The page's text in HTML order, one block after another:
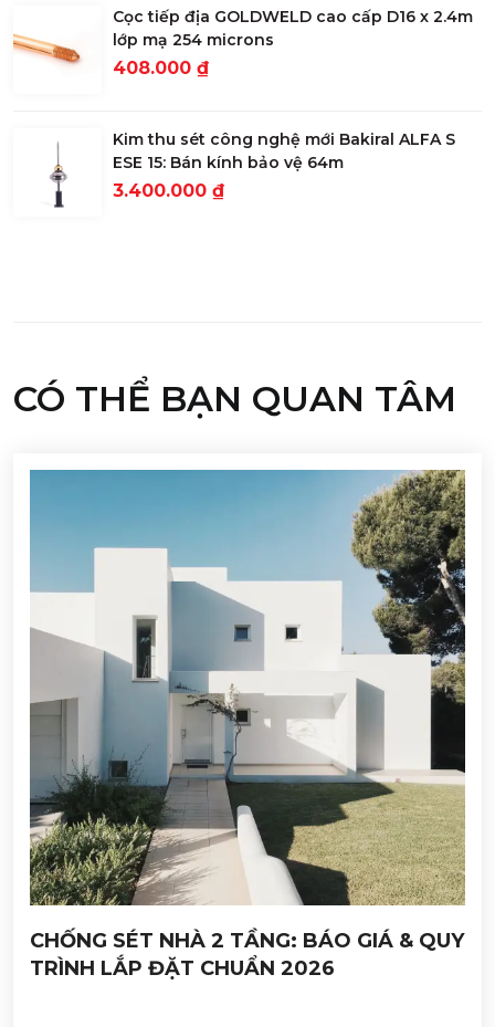
Cọc tiếp địa GOLDWELD cao cấp D16 x 2.4m
lớp mạ 254 microns
408.000 ₫
Kim thu sét công nghệ mới Bakiral ALFA S
ESE 15: Bán kính bảo vệ 64m
3.400.000 ₫
CÓ THỂ BẠN QUAN TÂM
CHỐNG SÉT NHÀ 2 TẦNG: BÁO GIÁ & QUY
TRÌNH LẮP ĐẶT CHUẨN 2026